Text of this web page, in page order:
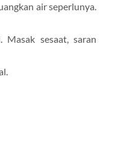
air seperlunya.
sesaat, saran